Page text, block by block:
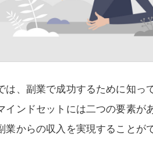
は、副業で成功するために知っ
インドセットには二つの要素が
業からの収入を実現することが